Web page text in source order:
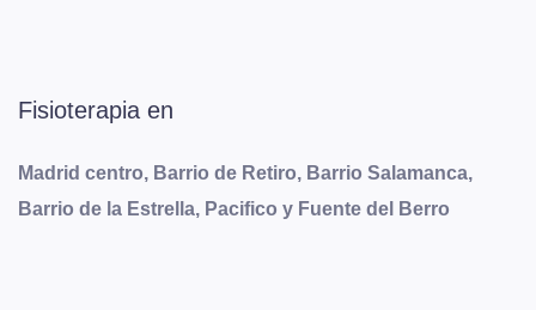
Fisioterapia en
Madrid centro, Barrio de Retiro, Barrio Salamanca,
Barrio de la Estrella, Pacifico y Fuente del Berro